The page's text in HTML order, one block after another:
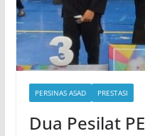
PERSINAS ASAD PRESTASI
Dua Pesilat